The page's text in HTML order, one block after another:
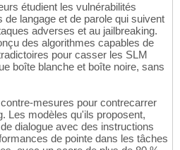
étudient les vulnérabilités
de langage et de parole qui suivent
adverses et au jailbreaking.
des algorithmes capables de
pour casser les SLM
boîte blanche et boîte noire, sans
mesures pour contrecarrer
Les modèles qu'ils proposent,
dialogue avec des instructions
de pointe dans les tâches